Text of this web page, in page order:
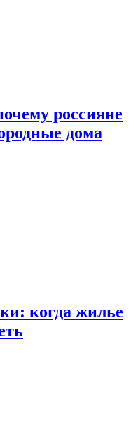
россияне
дома
когда жилье